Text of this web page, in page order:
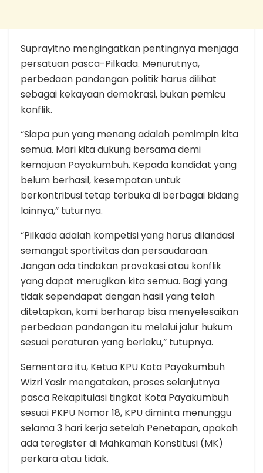
Suprayitno mengingatkan pentingnya menjaga
persatuan pasca-Pilkada. Menurutnya,
perbedaan pandangan politik harus dilihat
sebagai kekayaan demokrasi, bukan pemicu
konflik.
“Siapa pun yang menang adalah pemimpin kita
semua. Mari kita dukung bersama demi
kemajuan Payakumbuh. Kepada kandidat yang
belum berhasil, kesempatan untuk
berkontribusi tetap terbuka di berbagai bidang
lainnya,” tuturnya.
“Pilkada adalah kompetisi yang harus dilandasi
semangat sportivitas dan persaudaraan.
Jangan ada tindakan provokasi atau konflik
yang dapat merugikan kita semua. Bagi yang
tidak sependapat dengan hasil yang telah
ditetapkan, kami berharap bisa menyelesaikan
perbedaan pandangan itu melalui jalur hukum
sesuai peraturan yang berlaku,” tutupnya.
Sementara itu, Ketua KPU Kota Payakumbuh
Wizri Yasir mengatakan, proses selanjutnya
pasca Rekapitulasi tingkat Kota Payakumbuh
sesuai PKPU Nomor 18, KPU diminta menunggu
selama 3 hari kerja setelah Penetapan, apakah
ada teregister di Mahkamah Konstitusi (MK)
perkara atau tidak.